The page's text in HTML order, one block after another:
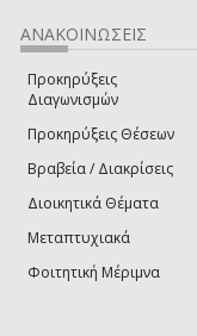
ΑΝΑΚΟΙΝΩΣΕΙΣ
Προκηρύξεις
Διαγωνισμών
Προκηρύξεις Θέσεων
Βραβεία / Διακρίσεις
Διοικητικά Θέματα
Μεταπτυχιακά
Φοιτητική Μέριμνα